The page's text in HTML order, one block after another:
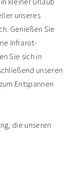
unseres
Genießen Sie
Infrarot-
Sie sich in
unseren
Entspannen
die unseren